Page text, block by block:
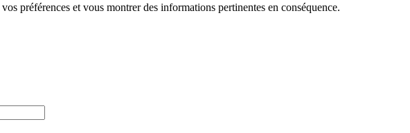
préférences et vous montrer des informations pertinentes en conséquence.